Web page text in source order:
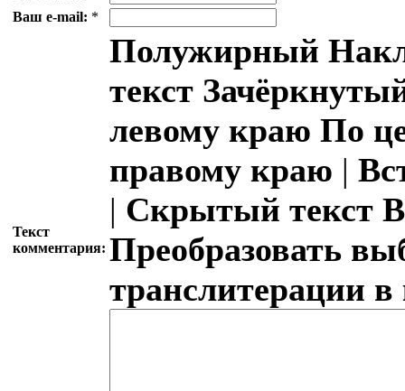
Ваш e-mail: *
Текст
комментария:
Полужирный
текст
левому краю По
правому краю |
| Скрытый текст
Преобразовать
транслитерации